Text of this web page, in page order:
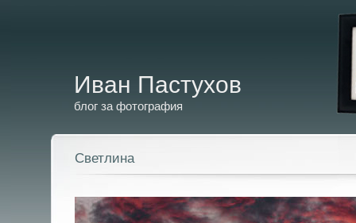
Иван Пастухов
блог за фотография
Светлина